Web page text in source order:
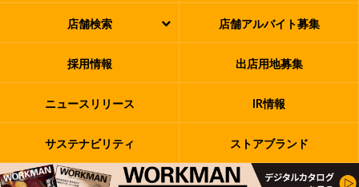
店舗検索 店舗アルバイト募集
採用情報 出店用地募集
ニュースリリース IR情報
サステナビリティ ストアブランド